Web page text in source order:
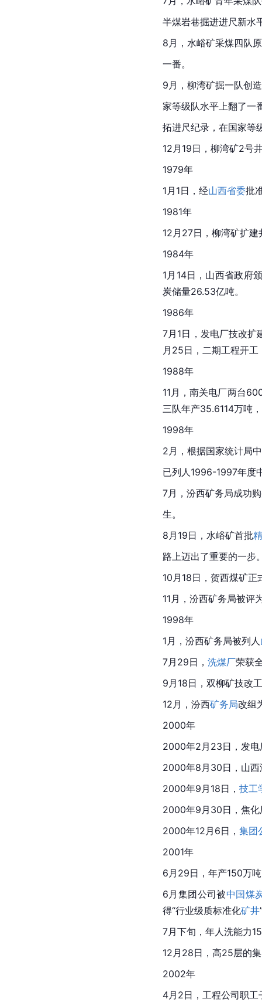
半煤岩巷掘进进尺新水
8月，水峪矿采煤四队
一番。
9月，柳湾矿掘一队创
家等级队水平上翻了一
拓进尺纪录，在国家等
12月19日，柳湾矿2号
1979年
1月1日，经山西省委批
1981年
12月27日，柳湾矿扩
1984年
1月14日，山西省政府
炭储量26.53亿吨。
1986年
7月1日，发电厂技改
月25日，二期工程开
1988年
11月，南关电厂两台
三队年产35.6114万吨
1998年
2月，根据国家统计局
已列人1996-1997年度
7月，汾西矿务局成功
生。
8月19日，水峪矿首批
路上迈出了重要的一步
10月18日，贺西煤矿正
11月，汾西矿务局被评
1998年
1月，汾西矿务局被列人
7月29日， 洗煤厂荣获
9月18日，双柳矿技改
12月，汾西矿务局改组
2000年
2000年2月23日，发电
2000年8月30日，山西
2000年9月18日， 技工
2000年9月30日，焦化
2000年12月6日， 集团
2001年
6月29日，年产150万
6月集团公司被中国煤
得“行业级质标准化矿井
7月下旬，年人洗能力
12月28日，高25层的
2002年
4月2日，工程公司职工